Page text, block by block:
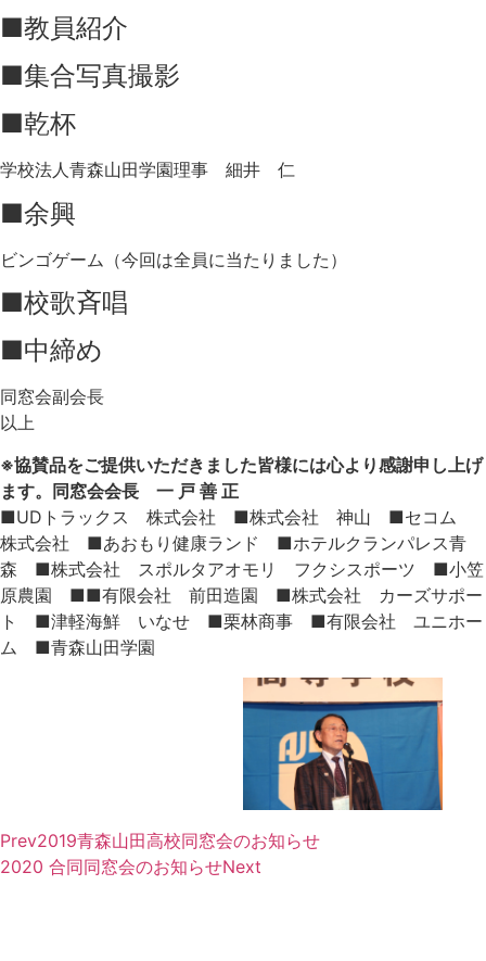
■教員紹介
■集合写真撮影
■乾杯
学校法人青森山田学園理事 細井 仁
■余興
ビンゴゲーム（今回は全員に当たりました）
■校歌斉唱
■中締め
同窓会副会長
以上
※協賛品をご提供いただきました皆様には心より感謝申し上げ
ます。同窓会会長 一 戸 善 正
■UDトラックス 株式会社 ■株式会社 神山 ■セコム
株式会社 ■あおもり健康ランド ■ホテルクランパレス青
森 ■株式会社 スポルタアオモリ フクシスポーツ ■小笠
原農園 ■■有限会社 前田造園 ■株式会社 カーズサポー
ト ■津軽海鮮 いなせ ■栗林商事 ■有限会社 ユニホー
ム ■青森山田学園
Prev2019青森山田高校同窓会のお知らせ
2020 合同同窓会のお知らせNext